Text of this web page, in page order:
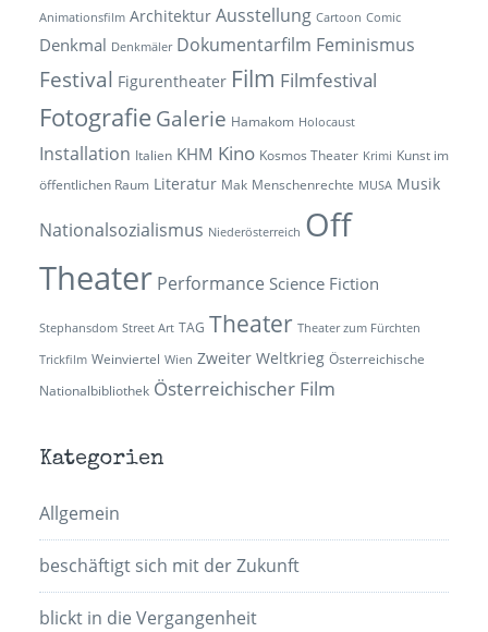
Animationsfilm Architektur Ausstellung Cartoon Comic
Denkmal Denkmäler Dokumentarfilm Feminismus
Festival Figurentheater Film Filmfestival
Fotografie Galerie Hamakom Holocaust
Installation Italien KHM Kino Kosmos Theater Krimi Kunst im
öffentlichen Raum Literatur Mak Menschenrechte MUSA Musik
Nationalsozialismus Niederösterreich Off
Theater Performance Science Fiction
Stephansdom Street Art TAG Theater Theater zum Fürchten
Trickfilm Weinviertel Wien Zweiter Weltkrieg Österreichische
Nationalbibliothek Österreichischer Film
Kategorien
Allgemein
beschäftigt sich mit der Zukunft
blickt in die Vergangenheit